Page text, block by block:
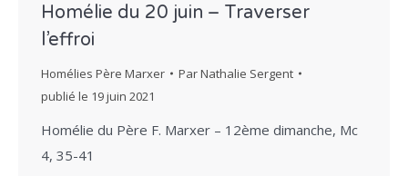
Homélie du 20 juin – Traverser
l’effroi
Homélies Père Marxer ParNathalie Sergent
publié le 19 juin 2021
Homélie du Père F. Marxer – 12ème dimanche, Mc
4, 35-41